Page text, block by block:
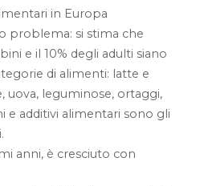
in Europa
problema: si stima che
e il 10% degli adulti siano
di alimenti: latte e
uova, leguminose, ortaggi,
e additivi alimentari sono gli
anni, è cresciuto con